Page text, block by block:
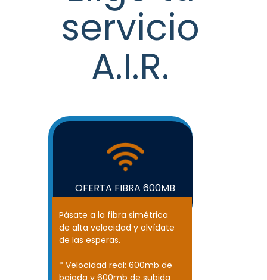
servicio
A.I.R.
OFERTA FIBRA 600MB
29,95 €
Pásate a la fibra simétrica
de alta velocidad y olvídate
de las esperas.
* Velocidad real: 600mb de
bajada y 600mb de subida